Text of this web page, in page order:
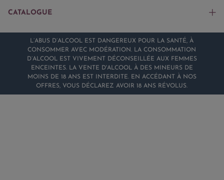
CATALOGUE
L’ABUS D’ALCOOL EST DANGEREUX POUR LA SANTÉ, À
CONSOMMER AVEC MODÉRATION. LA CONSOMMATION
D’ALCOOL EST VIVEMENT DÉCONSEILLÉE AUX FEMMES
ENCEINTES. LA VENTE D'ALCOOL À DES MINEURS DE
MOINS DE 18 ANS EST INTERDITE. EN ACCÉDANT À NOS
OFFRES, VOUS DÉCLAREZ AVOIR 18 ANS RÉVOLUS.